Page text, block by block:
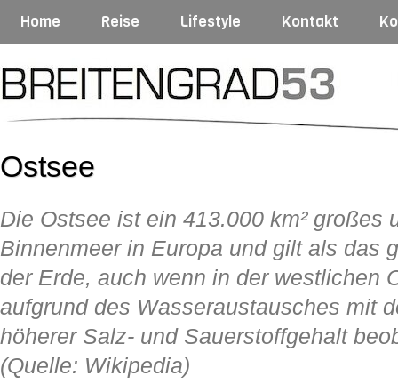
Home Reise Lifestyle Kontakt
Ostsee
Die Ostsee ist ein 413.000 km² großes
Binnenmeer in Europa und gilt als das
der Erde, auch wenn in der westlichen
aufgrund des Wasseraustausches mit
höherer Salz- und Sauerstoffgehalt
(Quelle: Wikipedia)